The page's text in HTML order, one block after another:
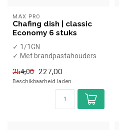
MAX PRO
Chafing dish | classic
Economy 6 stuks
✓ 1/1GN
✓ Met brandpastahouders
254,00 227,00
Beschikbaarheid laden..